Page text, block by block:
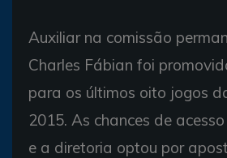
Auxiliar na comissão
Charles Fábian foi
para os últimos oito jogos
2015. As chances de
e a diretoria optou por